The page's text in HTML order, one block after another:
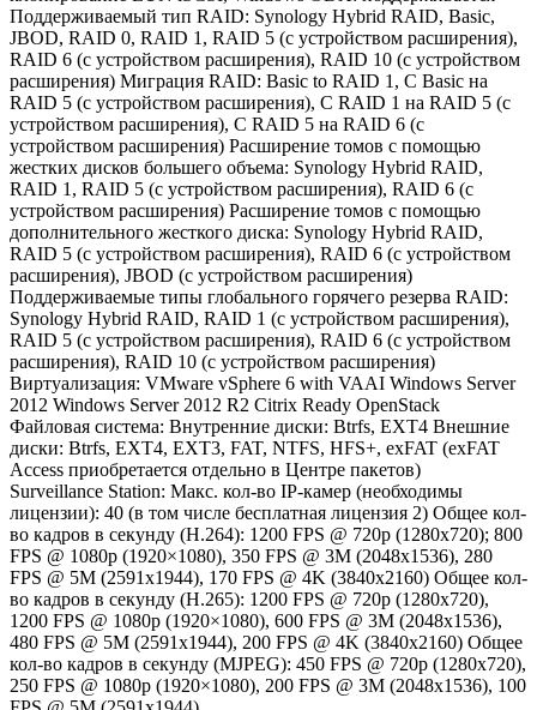
Поддерживаемый тип RAID: Synology Hybrid RAID, Basic,
JBOD, RAID 0, RAID 1, RAID 5 (с устройством расширения),
RAID 6 (с устройством расширения), RAID 10 (с устройством
расширения) Миграция RAID: Basic to RAID 1, С Basic на
RAID 5 (с устройством расширения), С RAID 1 на RAID 5 (с
устройством расширения), С RAID 5 на RAID 6 (с
устройством расширения) Расширение томов с помощью
жестких дисков большего объема: Synology Hybrid RAID,
RAID 1, RAID 5 (с устройством расширения), RAID 6 (с
устройством расширения) Расширение томов с помощью
дополнительного жесткого диска: Synology Hybrid RAID,
RAID 5 (с устройством расширения), RAID 6 (с устройством
расширения), JBOD (с устройством расширения)
Поддерживаемые типы глобального горячего резерва RAID:
Synology Hybrid RAID, RAID 1 (с устройством расширения),
RAID 5 (с устройством расширения), RAID 6 (с устройством
расширения), RAID 10 (с устройством расширения)
Виртуализация: VMware vSphere 6 with VAAI Windows Server
2012 Windows Server 2012 R2 Citrix Ready OpenStack
Файловая система: Внутренние диски: Btrfs, EXT4 Внешние
диски: Btrfs, EXT4, EXT3, FAT, NTFS, HFS+, exFAT (exFAT
Access приобретается отдельно в Центре пакетов)
Surveillance Station: Макс. кол-во IP-камер (необходимы
лицензии): 40 (в том числе бесплатная лицензия 2) Общее кол-
во кадров в секунду (H.264): 1200 FPS @ 720p (1280x720); 800
FPS @ 1080p (1920×1080), 350 FPS @ 3M (2048x1536), 280
FPS @ 5M (2591x1944), 170 FPS @ 4K (3840x2160) Общее кол-
во кадров в секунду (H.265): 1200 FPS @ 720p (1280x720),
1200 FPS @ 1080p (1920×1080), 600 FPS @ 3M (2048x1536),
480 FPS @ 5M (2591x1944), 200 FPS @ 4K (3840x2160) Общее
кол-во кадров в секунду (MJPEG): 450 FPS @ 720p (1280x720),
250 FPS @ 1080p (1920×1080), 200 FPS @ 3M (2048x1536), 100